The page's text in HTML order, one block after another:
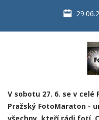
Měli
V sobotu 27. 6. se v celé
Pražský FotoMaraton -